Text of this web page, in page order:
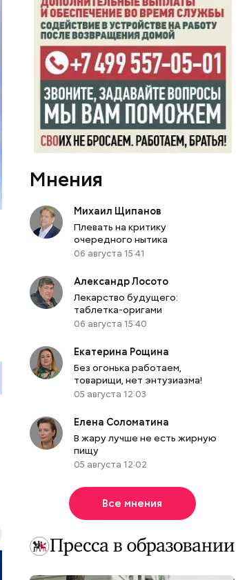
Мнения
Михаил Щипанов
Плевать на критику
очередного нытика
06 августа 15:41
Александр Лосото
Лекарство будущего:
таблетка-оригами
06 августа 15:40
Екатерина Рощина
Без огонька работаем,
товарищи, нет энтузиазма!
05 августа 12:03
Елена Соломатина
В жару лучше не есть жирную
пищу
05 августа 12:02
Все мнения